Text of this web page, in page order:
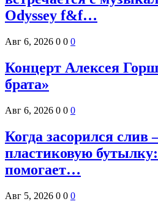
Odyssey f&f…
Авг 6, 2026 0 0 0
Концерт Алексея
брата»
Авг 6, 2026 0 0 0
Когда засорился слив
пластиковую
помогает…
Авг 5, 2026 0 0 0